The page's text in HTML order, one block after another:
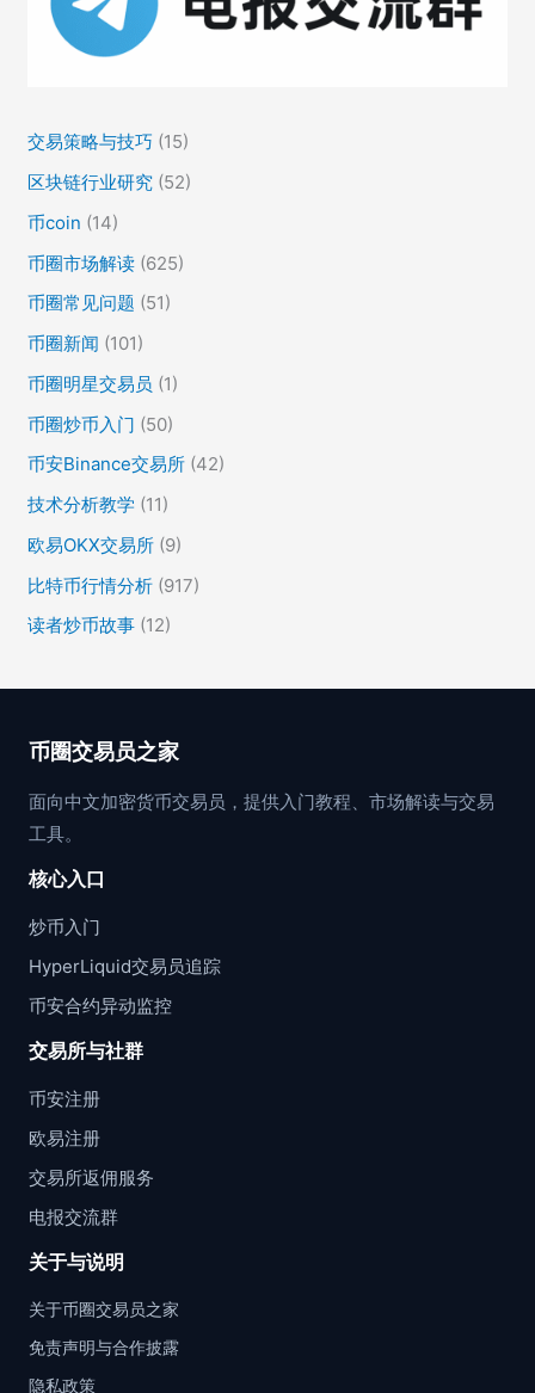
交易策略与技巧 (15)
区块链行业研究 (52)
币coin (14)
币圈市场解读 (625)
币圈常见问题 (51)
币圈新闻 (101)
币圈明星交易员 (1)
币圈炒币入门 (50)
币安Binance交易所 (42)
技术分析教学 (11)
欧易OKX交易所 (9)
比特币行情分析 (917)
读者炒币故事 (12)
币圈交易员之家
面向中文加密货币交易员，提供入门教程、市场解读与交易
工具。
核心入口
炒币入门
HyperLiquid交易员追踪
币安合约异动监控
交易所与社群
币安注册
欧易注册
交易所返佣服务
电报交流群
关于与说明
关于币圈交易员之家
免责声明与合作披露
隐私政策